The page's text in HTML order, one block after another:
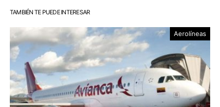
TAMBIÉN TE PUEDE INTERESAR
Aerolíneas